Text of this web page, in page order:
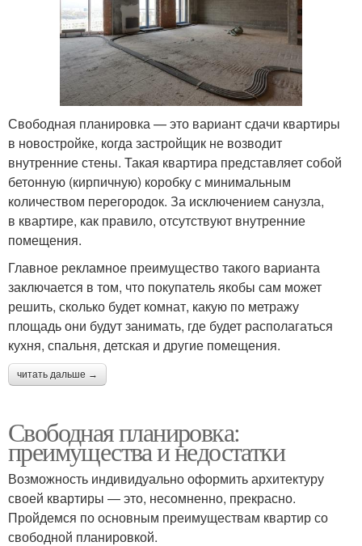
Свободная планировка — это вариант сдачи квартиры
в новостройке, когда застройщик не возводит
внутренние стены. Такая квартира представляет собой
бетонную (кирпичную) коробку с минимальным
количеством перегородок. За исключением санузла,
в квартире, как правило, отсутствуют внутренние
помещения.
Главное рекламное преимущество такого варианта
заключается в том, что покупатель якобы сам может
решить, сколько будет комнат, какую по метражу
площадь они будут занимать, где будет располагаться
кухня, спальня, детская и другие помещения.
читать дальше →
Свободная планировка:
преимущества и недостатки
Возможность индивидуально оформить архитектуру
своей квартиры — это, несомненно, прекрасно.
Пройдемся по основным преимуществам квартир со
свободной планировкой.